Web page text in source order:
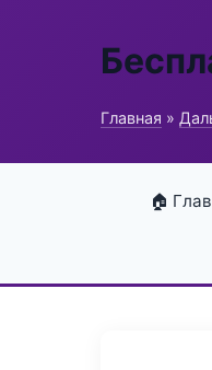
Главная »
🏠